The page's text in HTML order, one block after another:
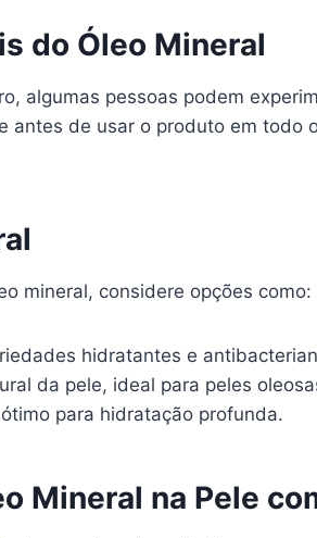
do Óleo Mineral
algumas pessoas podem
antes de usar o produto em
mineral, considere opções como:
hidratantes e
da pele, ideal para peles
para hidratação profunda.
Mineral na Pele